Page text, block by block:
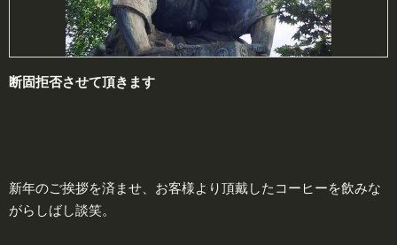
断固拒否させて頂きます
新年のご挨拶を済ませ、お客様より頂戴したコーヒーを飲みな
がらしばし談笑。